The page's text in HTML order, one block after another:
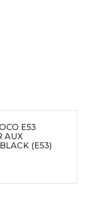
E53
AUX
(E53)